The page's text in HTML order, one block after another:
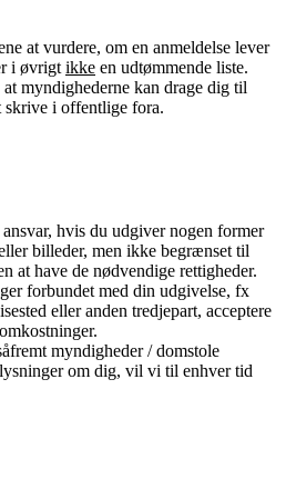
at vurdere, om en anmeldelse lever
i øvrigt ikke en udtømmende liste.
myndighederne kan drage dig til
i offentlige fora.
hvis du udgiver nogen former
billeder, men ikke begrænset til
at have de nødvendige rettigheder.
forbundet med din udgivelse, fx
eller anden tredjepart, acceptere
myndigheder / domstole
om dig, vil vi til enhver tid